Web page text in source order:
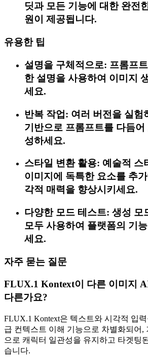
딧과 모든 기능에 대한 완전
원이 제공됩니다.
유용한 팁
설명을 구체적으로: 프롬프
한 설명을 사용하여 이미지
세요.
반복 작업: 여러 버전을 실험
기반으로 프롬프트를 다듬
성하세요.
스타일 변환 활용: 예술적 스
이미지에 독특한 요소를 추
각적 매력을 향상시키세요.
다양한 모드 테스트: 생성 모
모두 사용하여 플랫폼의 기
세요.
자주 묻는 질문
FLUX.1 Kontext이 다른 이미지
다른가요?
FLUX.1 Kontext은 텍스트와 시각적 입
급 컨텍스트 이해 기능으로 차별화되어,
으로 캐릭터 일관성을 유지하고 타겟팅
습니다.